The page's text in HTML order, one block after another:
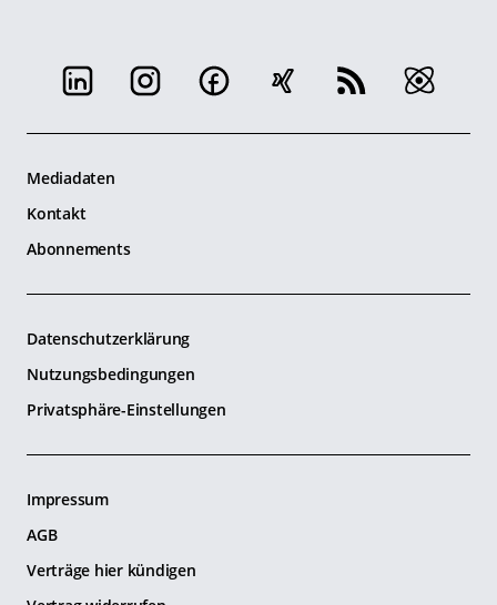
Mediadaten
Kontakt
Abonnements
Datenschutzerklärung
Nutzungsbedingungen
Privatsphäre-Einstellungen
Impressum
AGB
Verträge hier kündigen